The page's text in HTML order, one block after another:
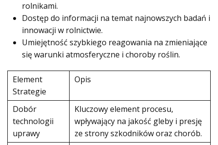
rolnikami.
Dostęp do informacji na temat najnowszych badań i
innowacji w rolnictwie.
Umiejętność szybkiego reagowania na zmieniające
się warunki atmosferyczne i choroby roślin.
Element
Strategie
Opis
Dobór
technologii
uprawy
Kluczowy element procesu,
wpływający na jakość gleby i presję
ze strony szkodników oraz chorób.